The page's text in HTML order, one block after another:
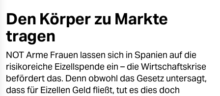
öko
gesellschaft
kultur
sport
Den Körper zu Markte
tragen
NOT Arme Frauen lassen sich in Spanien auf die
risikoreiche Eizellspende ein – die Wirtschaftskrise
befördert das. Denn obwohl das Gesetz untersagt,
dass für Eizellen Geld fließt, tut es dies doch